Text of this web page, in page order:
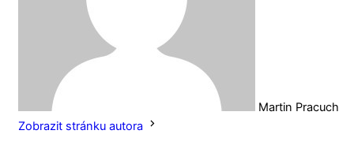
Martin Pracuch
Zobrazit stránku autora